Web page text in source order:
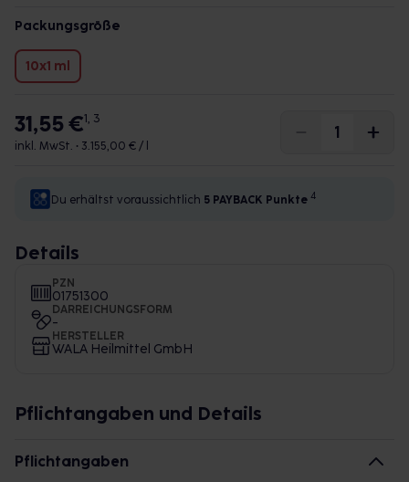
Packungsgröße
10x1 ml
31,55 €1, 3
inkl. MwSt. • 3.155,00 € / l
Du erhältst voraussichtlich 5 PAYBACK Punkte 4
Details
PZN
01751300
DARREICHUNGSFORM
-
HERSTELLER
WALA Heilmittel GmbH
Pflichtangaben und Details
Pflichtangaben